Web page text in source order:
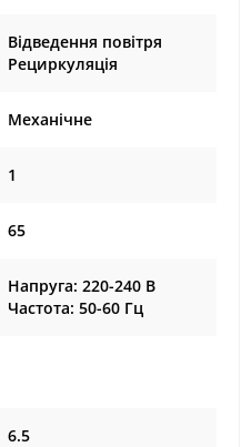
Відведення повітря
Рециркуляція
Механічне
1
65
Напруга: 220-240 В
Частота: 50-60 Гц
6.5